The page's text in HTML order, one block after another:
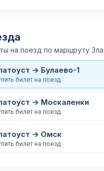
на поезд по маршруту
→ Булаево-1
билет на поезд
→ Москаленки
билет на поезд
→ Омск
билет на поезд